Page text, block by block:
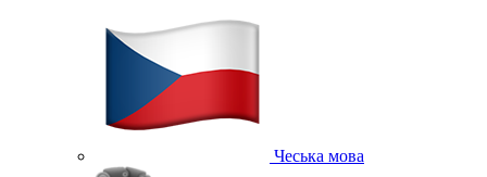
Чеська мова